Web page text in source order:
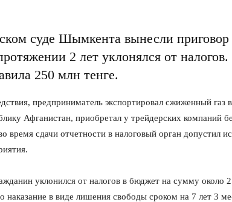
суде Шымкента вынесли
2 лет уклонялся от
250 млн тенге.
предприниматель экспортировал сжиженный газ
Афганистан, приобретал у трейдерских компаний
время сдачи отчетности в налоговый орган допустил
уклонился от налогов в бюджет на сумму около
наказание в виде лишения свободы сроком на 7 лет 3